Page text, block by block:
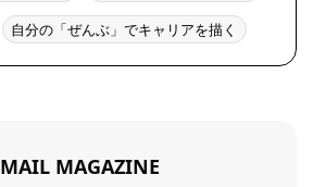
自分の「ぜんぶ」でキャリアを描く
MAIL MAGAZINE